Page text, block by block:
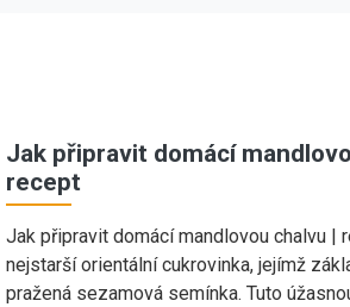
Jak připravit domácí
recept
Jak připravit domácí mandlovou chalvu |
nejstarší orientální cukrovinka, jejímž
pražená sezamová semínka. Tuto